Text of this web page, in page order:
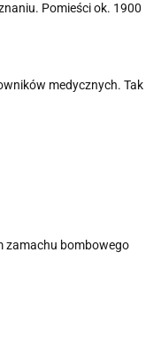
Pomieści ok. 1900
medycznych. Tak
zamachu bombowego